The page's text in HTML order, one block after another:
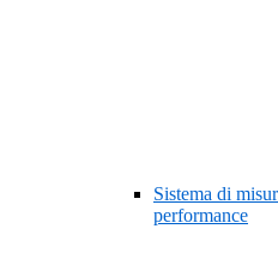
Sistema di
performance